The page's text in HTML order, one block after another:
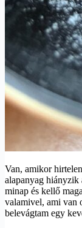
Van, amikor
alapanyag hiányzik
minap és kellő
valamivel, ami van
belevágtam egy